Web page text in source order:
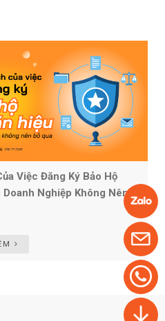
Việc Đăng Ký Bảo Hộ
Doanh Nghiệp Không Nên